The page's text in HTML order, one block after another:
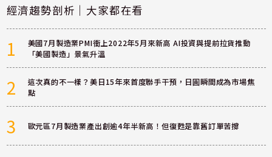
經濟趨勢剖析｜大家都在看
1
美國7月製造業PMI衝上2022年5月來新高 AI投資與提前拉貨推動
「美國製造」景氣升溫
2
這次真的不一樣？美日15年來首度聯手干預，日圓瞬間成為市場焦
點
3 歐元區7月製造業產出創逾4年半新高！但復甦是靠舊訂單苦撐